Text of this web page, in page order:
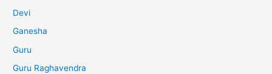
Devi
Ganesha
Guru
Guru Raghavendra